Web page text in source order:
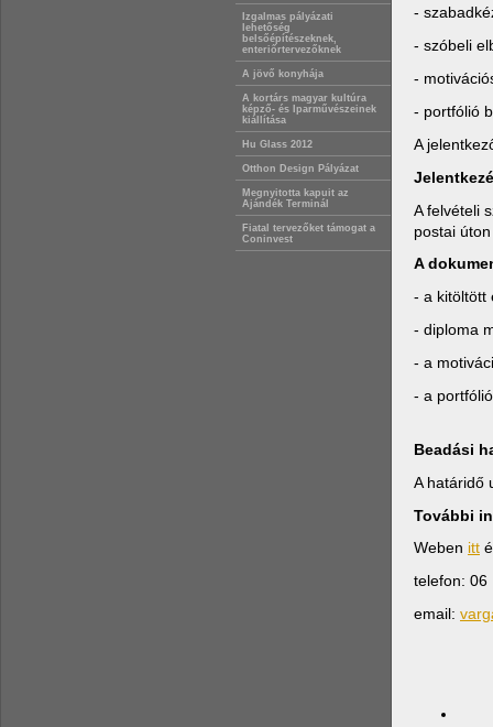
Izgalmas pályázati
lehetőség
belsőépítészeknek,
enteriőrtervezőknek
A jövő konyhája
A kortárs magyar kultúra
képző- és Iparművészeinek
kiállítása
Hu Glass 2012
Otthon Design Pályázat
Megnyitotta kapuit az
Ajándék Terminál
Fiatal tervezőket támogat a
Coninvest
-
- szóbeli
-
- portfólió
A
A felvételi
postai
A
- a kitöltött
- diploma
- a
- a
Beadási
A határidő
További
Weben itt
telefon: 06
email: